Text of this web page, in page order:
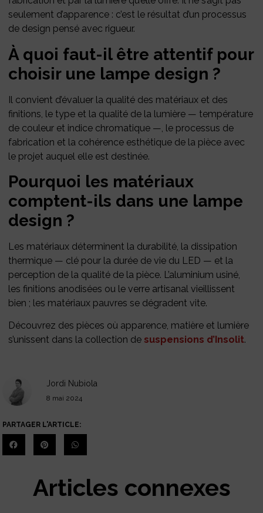
seulement d’apparence : c’est le résultat d’un processus
de design pensé avec rigueur.
À quoi faut-il être attentif pour
choisir une lampe design ?
Il convient d’évaluer la qualité des matériaux et des
finitions, le type et la qualité de la lumière — température
de couleur et indice chromatique —, le processus de
fabrication et la cohérence esthétique de la pièce avec
le projet auquel elle est destinée.
Pourquoi les matériaux
comptent-ils dans une lampe
design ?
Les matériaux déterminent la durabilité, la dissipation
thermique — clé pour la durée de vie du LED — et la
perception de la qualité de la pièce. L’aluminium usiné,
les finitions anodisées ou le verre artisanal vieillissent
bien ; les matériaux pauvres se dégradent vite.
Découvrez des pièces où apparence, matière et lumière
s’unissent dans la collection de suspensions d’Insolit.
Jordi Nubiola
8 mai 2024
PARTAGER L'ARTICLE:
Articles connexes